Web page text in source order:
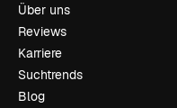
Über uns
Reviews
Karriere
Suchtrends
Blog